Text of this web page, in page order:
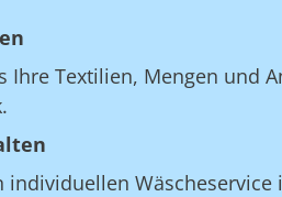
Ihre Textilien, Mengen und
individuellen